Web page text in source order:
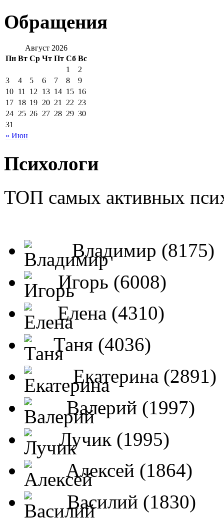
Обращения
Август 2026
Пн Вт Ср Чт Пт Сб Вс
« Июн
1
2
3
4 5 6 7 8
9
10 11 12 13 14 15 16
17 18 19 20 21 22 23
24 25 26 27 28 29 30
31
Психологи
ТОП самых активных
Владимир (8175)
Игорь (6008)
Елена (4310)
Таня (4036)
Екатерина (2891)
Валерий (1997)
Лучик (1995)
Алексей (1864)
Василий (1830)